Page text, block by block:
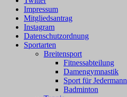
Impressum
Mitgliedsantrag
Instagram
Datenschutzordnung
Sportarten
Breitensport
Fitnessabteilung
Damengymnastik
Sport für Jedermann
Badminton